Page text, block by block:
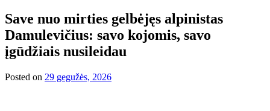
Save nuo mirties gelbėjęs alpinistas
Damulevičius: savo kojomis, savo
įgūdžiais nusileidau
Posted on 29 gegužės, 2026